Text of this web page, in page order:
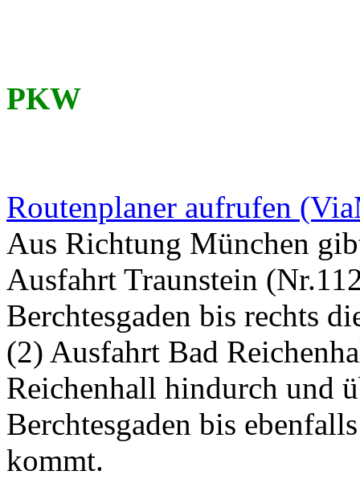
PKW
Routenplaner aufrufen
Aus Richtung München
Ausfahrt Traunstein
Berchtesgaden bis rechts
(2) Ausfahrt Bad
Reichenhall hindurch und
Berchtesgaden bis
kommt.